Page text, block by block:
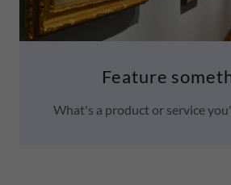
Feature
What's a product or service